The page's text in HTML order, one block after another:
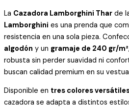
La Cazadora Lamborghini Thar de
Lamborghini es una prenda que
resistencia en una sola pieza.
algodón y un gramaje de 240 gr/m²
robusta sin perder suavidad ni
buscan calidad premium en su
Disponible en tres colores
cazadora se adapta a distintos